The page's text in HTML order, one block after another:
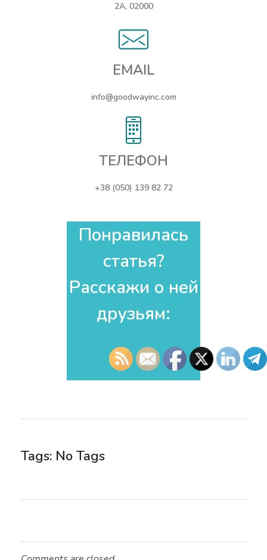
2А, 02000
EMAIL
info@goodwayinc.com
ТЕЛЕФОН
+38 (050) 139 82 72
Понравилась
статья?
Расскажи о ней
друзьям:​
Tags: No Tags